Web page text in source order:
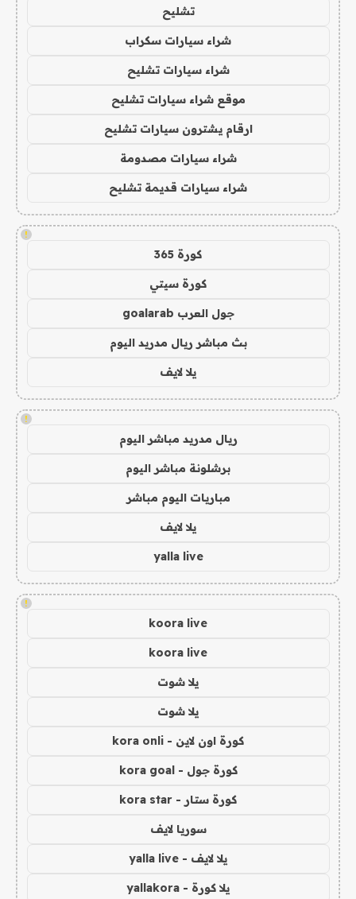
تشليح
شراء سيارات سكراب
شراء سيارات تشليح
موقع شراء سيارات تشليح
ارقام يشترون سيارات تشليح
شراء سيارات مصدومة
شراء سيارات قديمة تشليح
!
كورة 365
كورة سيتي
جول العرب goalarab
بث مباشر ريال مدريد اليوم
يلا لايف
!
ريال مدريد مباشر اليوم
برشلونة مباشر اليوم
مباريات اليوم مباشر
يلا لايف
yalla live
!
koora live
koora live
يلا شوت
يلا شوت
كورة اون لاين - kora onli
كورة جول - kora goal
كورة ستار - kora star
سوريا لايف
يلا لايف - yalla live
يلا كورة - yallakora